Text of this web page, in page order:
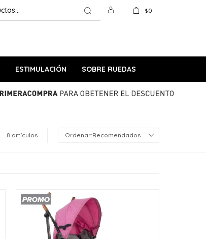
ESTIMULACIÓN SOBRE RUEDAS
$0
8 artículos Recomendados